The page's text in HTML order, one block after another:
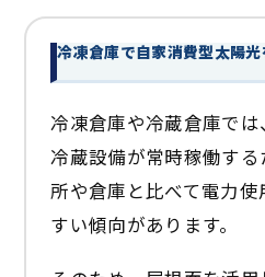
冷凍倉庫で自家消費型太陽
冷凍倉庫や冷蔵倉庫では
冷蔵設備が常時稼働す
所や倉庫と比べて電力
すい傾向があります。